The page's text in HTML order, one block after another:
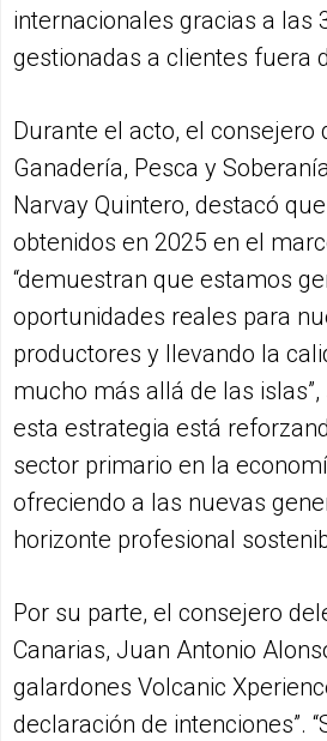
internacionales gracias a las
gestionadas a clientes fuera
Durante el acto, el consejero
Ganadería, Pesca y
Narvay Quintero, destacó
obtenidos en 2025 en el
“demuestran que estamos
oportunidades reales para
productores y llevando la
mucho más allá de las
esta estrategia está
sector primario en la
ofreciendo a las nuevas
horizonte profesional
Por su parte, el consejero
Canarias, Juan Antonio
galardones Volcanic
declaración de intenciones”.